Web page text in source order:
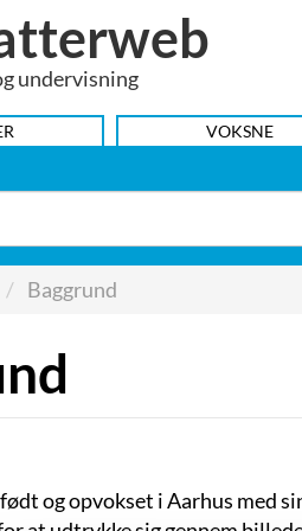
undervisning
VOKSNE
Baggrund
og opvokset i Aarhus med